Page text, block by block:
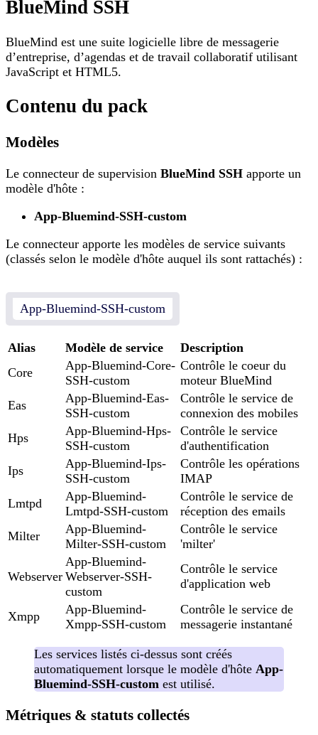
BlueMind SSH
BlueMind est une suite logicielle libre de messagerie
d’entreprise, d’agendas et de travail collaboratif utilisant
JavaScript et HTML5.
Contenu du pack
Modèles
Le connecteur de supervision BlueMind SSH apporte un
modèle d'hôte :
App-Bluemind-SSH-custom
Le connecteur apporte les modèles de service suivants
(classés selon le modèle d'hôte auquel ils sont rattachés) :
App-Bluemind-SSH-custom
Alias Modèle de service
Description
Core
App-Bluemind-Core-
SSH-custom
Contrôle le coeur du
moteur BlueMind
Eas
App-Bluemind-Eas-
SSH-custom
Contrôle le service de
connexion des mobiles
Hps
App-Bluemind-Hps-
SSH-custom
Contrôle le service
d'authentification
Ips
App-Bluemind-Ips-
SSH-custom
Contrôle les opérations
IMAP
Lmtpd
App-Bluemind-
Lmtpd-SSH-custom
Contrôle le service de
réception des emails
Milter
App-Bluemind-
Milter-SSH-custom
Contrôle le service
'milter'
Webserver
App-Bluemind-
Webserver-SSH-
custom
Contrôle le service
d'application web
Xmpp
App-Bluemind-
Xmpp-SSH-custom
Contrôle le service de
messagerie instantané
Les services listés ci-dessus sont créés
automatiquement lorsque le modèle d'hôte App-
Bluemind-SSH-custom est utilisé.
Métriques & statuts collectés